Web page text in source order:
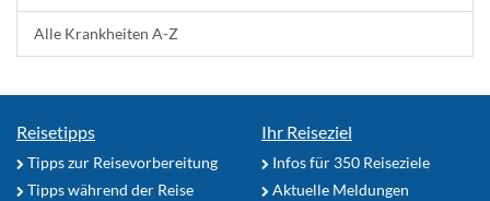
Alle Krankheiten A-Z
Reisetipps
Tipps zur Reisevorbereitung
Tipps während der Reise
Ihr Reiseziel
Infos für 350 Reiseziele
Aktuelle Meldungen